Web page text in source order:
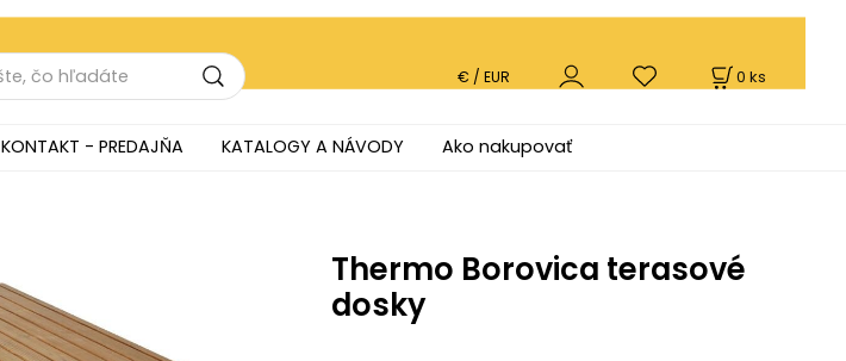
0 ks
€ / EUR
KONTAKT - PREDAJŇA KATALOGY A NÁVODY Ako nakupovať
Thermo Borovica terasové
dosky